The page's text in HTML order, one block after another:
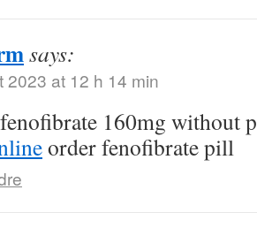
says:
2023 at 12 h 14 min
160mg without
order fenofibrate pill